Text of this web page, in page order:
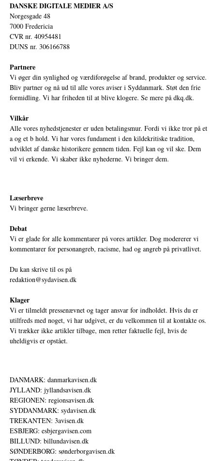
DANSKE DIGITALE MEDIER A/S
Norgesgade 48
7000 Fredericia
CVR nr. 40954481
DUNS nr. 306166788
Partnere
Vi øger din synlighed og værdiforøgelse af brand, produkter og service.
Bliv partner og nå ud til alle vores aviser i Syddanmark. Støt den frie
formidling. Vi har friheden til at blive klogere. Se mere på dkq.dk.
Vilkår
Alle vores nyhedstjenester er uden betalingsmur. Fordi vi ikke tror på et
a og et b hold. Vi har vores fundament i den kildekritiske tradition,
udviklet af danske historikere gennem tiden. Fejl kan og vil ske. Dem
vil vi erkende. Vi skaber ikke nyhederne. Vi bringer dem.
Læserbreve
Vi bringer gerne læserbreve.
Debat
Vi er glade for alle kommentarer på vores artikler. Dog modererer vi
kommentarer for personangreb, racisme, had og angreb på privatlivet.
Du kan skrive til os på
redaktion@sydavisen.dk
Klager
Vi er tilmeldt pressenævnet og tager ansvar for indholdet. Hvis du er
utilfreds med noget, vi har udgivet, er du velkommen til at kontakte os.
Vi trækker ikke artikler tilbage, men retter faktuelle fejl, hvis de
uheldigvis er opstået.
DANMARK: danmarkavisen.dk
JYLLAND: jyllandsavisen.dk
REGIONEN: regionsavisen.dk
SYDDANMARK: sydavisen.dk
TREKANTEN: 3avisen.dk
ESBJERG: esbjergavisen.com
BILLUND: billundavisen.dk
SØNDERBORG: sønderborgavisen.dk